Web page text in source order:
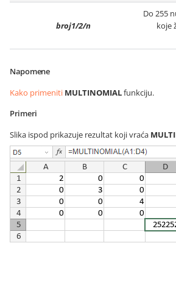
broj1/2/n
Do 255
koje
Napomene
Kako primeniti MULTINOMIALfunkciju.
Primeri
Slika ispod prikazuje rezultat koji vraća